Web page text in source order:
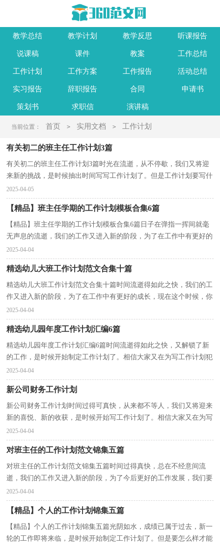
教学总结 教学计划 教学反思 听课报告
说课稿 课件 教案 工作总结
工作计划 工作方案 工作报告 活动总结
实习报告 辞职报告 合同 申请书
策划书 求职信 演讲稿
当前位置： 首页 > 实用文档 > 工作计划
有关初二的班主任工作计划3篇
有关初二的班主任工作计划3篇时光在流逝，从不停歇，我们又将迎
来新的挑战，是时候抽出时间写写工作计划了。但是工作计划要写什
么内容才是正确的呢？以下是小编精心整理的初二的班...
2025-04-05
【精品】班主任学期的工作计划模板合集6篇
【精品】班主任学期的工作计划模板合集6篇日子在弹指一挥间就毫
无声息的流逝，我们的工作又进入新的阶段，为了在工作中有更好的
成长，是时候认真思考工作计划如何写了。做好工作...
2025-04-04
精选幼儿大班工作计划范文合集十篇
精选幼儿大班工作计划范文合集十篇时间流逝得如此之快，我们的工
作又进入新的阶段，为了在工作中有更好的成长，现在这个时候，你
会有怎样的计划呢？工作计划的开头要怎么写？想必这让大...
2025-04-04
精选幼儿园年度工作计划汇编6篇
精选幼儿园年度工作计划汇编6篇时间流逝得如此之快，又解锁了新
的工作，是时候开始制定工作计划了。相信大家又在为写工作计划犯
愁了吧！以下是小编帮大家整理的幼儿园年度工作计...
2025-04-04
新公司财务工作计划
新公司财务工作计划时间过得可真快，从来都不等人，我们又将迎来
新的喜悦、新的收获，是时候开始写工作计划了。相信大家又在为写
工作计划犯愁了吧！下面是小编精心整理的新公司财务...
2025-04-04
对班主任的工作计划范文锦集五篇
对班主任的工作计划范文锦集五篇时间过得真快，总在不经意间流
逝，我们的工作又进入新的阶段，为了今后更好的工作发展，我们要
好好计划今后的工作方法。相信大家又在为写工作计划犯...
2025-04-04
【精品】个人的工作计划锦集五篇
【精品】个人的工作计划锦集五篇光阴如水，成绩已属于过去，新一
轮的工作即将来临，是时候开始制定工作计划了。但是要怎么样才能